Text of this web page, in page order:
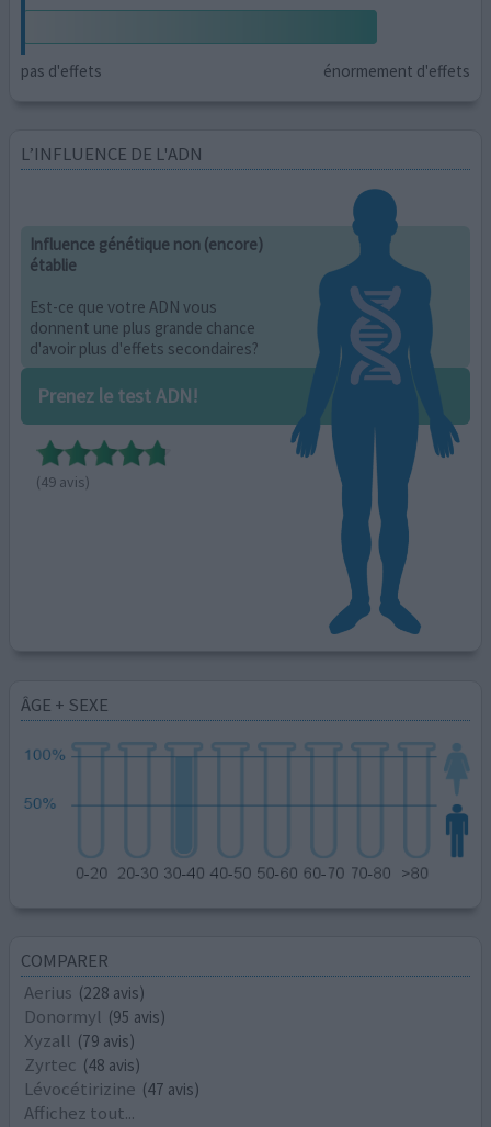
pas d'effets énormement d'effets
L’INFLUENCE DE L'ADN
Influence génétique non (encore)
établie
Est-ce que votre ADN vous
donnent une plus grande chance
d'avoir plus d'effets secondaires?
Prenez le test ADN!
(49 avis)
ÂGE + SEXE
COMPARER
Aerius (228 avis)
Donormyl (95 avis)
Xyzall (79 avis)
Zyrtec (48 avis)
Lévocétirizine (47 avis)
Affichez tout...